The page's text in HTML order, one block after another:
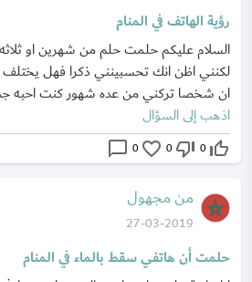
رؤية الهاتف في المنام
السلام عليكم حلمت حلم من شهرين او ثلاثه
لكنني اظن انك تحسبينني ذكرا فهل يختلف
ان شخصا تركني من عده شهور كنت احبه
اذهب إلى السؤال
thumb_up_off_alt
0
thumb_down_off_alt
0
favorite_border
0
chat_bubble_outline
من مجهول
27-03-2019
حلمت أن هاتفي سقط بالماء في المنام